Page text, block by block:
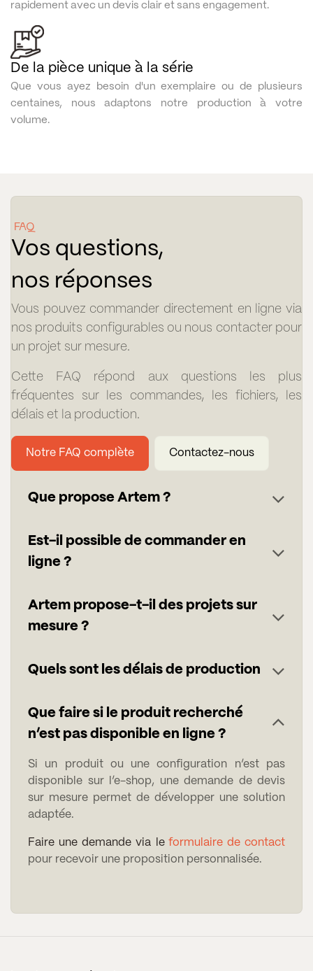
rapidement avec un devis clair et sans engagement.
De la pièce unique à la série
Que vous ayez besoin d'un exemplaire ou de plusieurs
centaines, nous adaptons notre production à votre
volume.
FAQ
Vos questions,
nos réponses
Vous pouvez commander directement en ligne via
nos produits configurables ou nous contacter pour
un projet sur mesure.
Cette FAQ répond aux questions les plus
fréquentes sur les commandes, les fichiers, les
délais et la production.
Notre FAQ complète Contactez-nous
Que propose Artem ?
Est-il possible de commander en
ligne ?
Artem propose-t-il des projets sur
mesure ?
Quels sont les délais de production
Que faire si le produit recherché
n’est pas disponible en ligne ?
Si un produit ou une configuration n’est pas
disponible sur l’e-shop, une demande de devis
sur mesure permet de développer une solution
adaptée.
Faire une demande via le formulaire de contact
pour recevoir une proposition personnalisée.